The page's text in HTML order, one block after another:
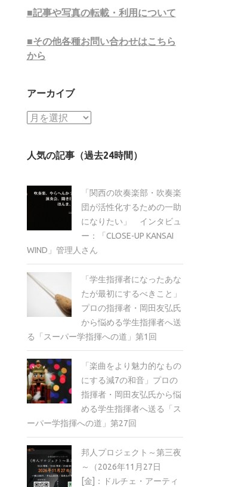
■記事や写真の転載・利用について
■その他各種お問い合わせはこちら
から
アーカイブ
ア
イ
人気の記事（過去24時間）
「関西の吹奏楽部・吹奏楽
団が活性化するための一助
になりたい」 インタビュ
ー：「CLOSE-UP KANSAI
WIND」管理人さん
「学生指揮者になったあな
たが最初にするべきこと」
プロの指揮者・岡田友弘氏
から悩める学生指揮者へ送
る「スーパー学指揮への道」第1回
「楽曲をより魅力的なもの
にする減7の和音」プロの
指揮者・岡田友弘氏から悩
める学生指揮者へ送る「ス
ーパー学指揮への道」第27回
邦人プロジェクト～第三夜
～（2026年11月27日
[金]：ドルチェ・アーティ